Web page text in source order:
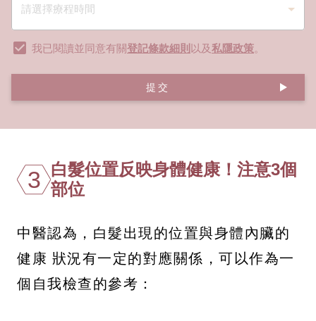
我已閱讀並同意有關登記條款細則 以及私隱政策。
提交
3 白髮位置反映身體健康！注意3個
部位
中醫認為，白髮出現的位置與身體內臟的
健康 狀況有一定的對應關係，可以作為一
個自我檢查的參考：